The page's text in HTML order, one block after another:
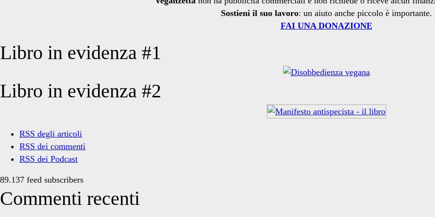
Sostieni il suo lavoro: un aiuto anche piccolo è importante.
FAI UNA DONAZIONE
Libro in evidenza #1
Libro in evidenza #2
RSS degli articoli
RSS dei commenti
RSS dei Podcast
89.137 feed subscribers
Commenti recenti